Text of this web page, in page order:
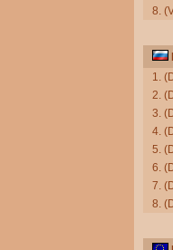
8.
1.
2.
3.
4.
5.
6.
7.
8.